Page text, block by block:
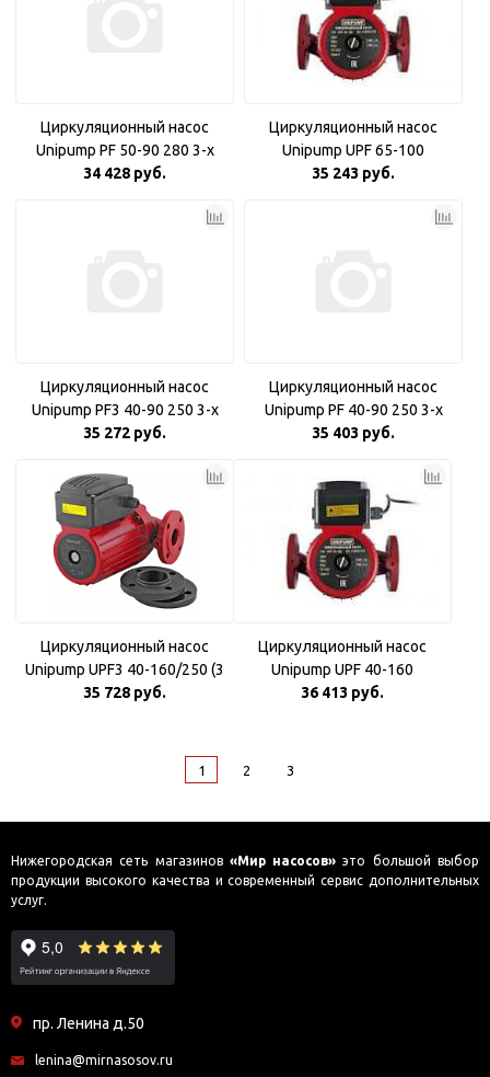
Циркуляционный насос
Unipump PF 50-90 280 3-х
скоростной
34 428 руб.
Циркуляционный насос
Unipump UPF 65-100
35 243 руб.
Циркуляционный насос
Unipump PF3 40-90 250 3-х
скоростной
35 272 руб.
Циркуляционный насос
Unipump PF 40-90 250 3-х
скоростной
35 403 руб.
Циркуляционный насос
Unipump UPF3 40-160/250 (3
фазн)
35 728 руб.
Циркуляционный насос
Unipump UPF 40-160
36 413 руб.
1 2 3
Нижегородская сеть магазинов «Мир насосов» это большой выбор
продукции высокого качества и современный сервис дополнительных
услуг.
пр. Ленина д.50
lenina@mirnasosov.ru